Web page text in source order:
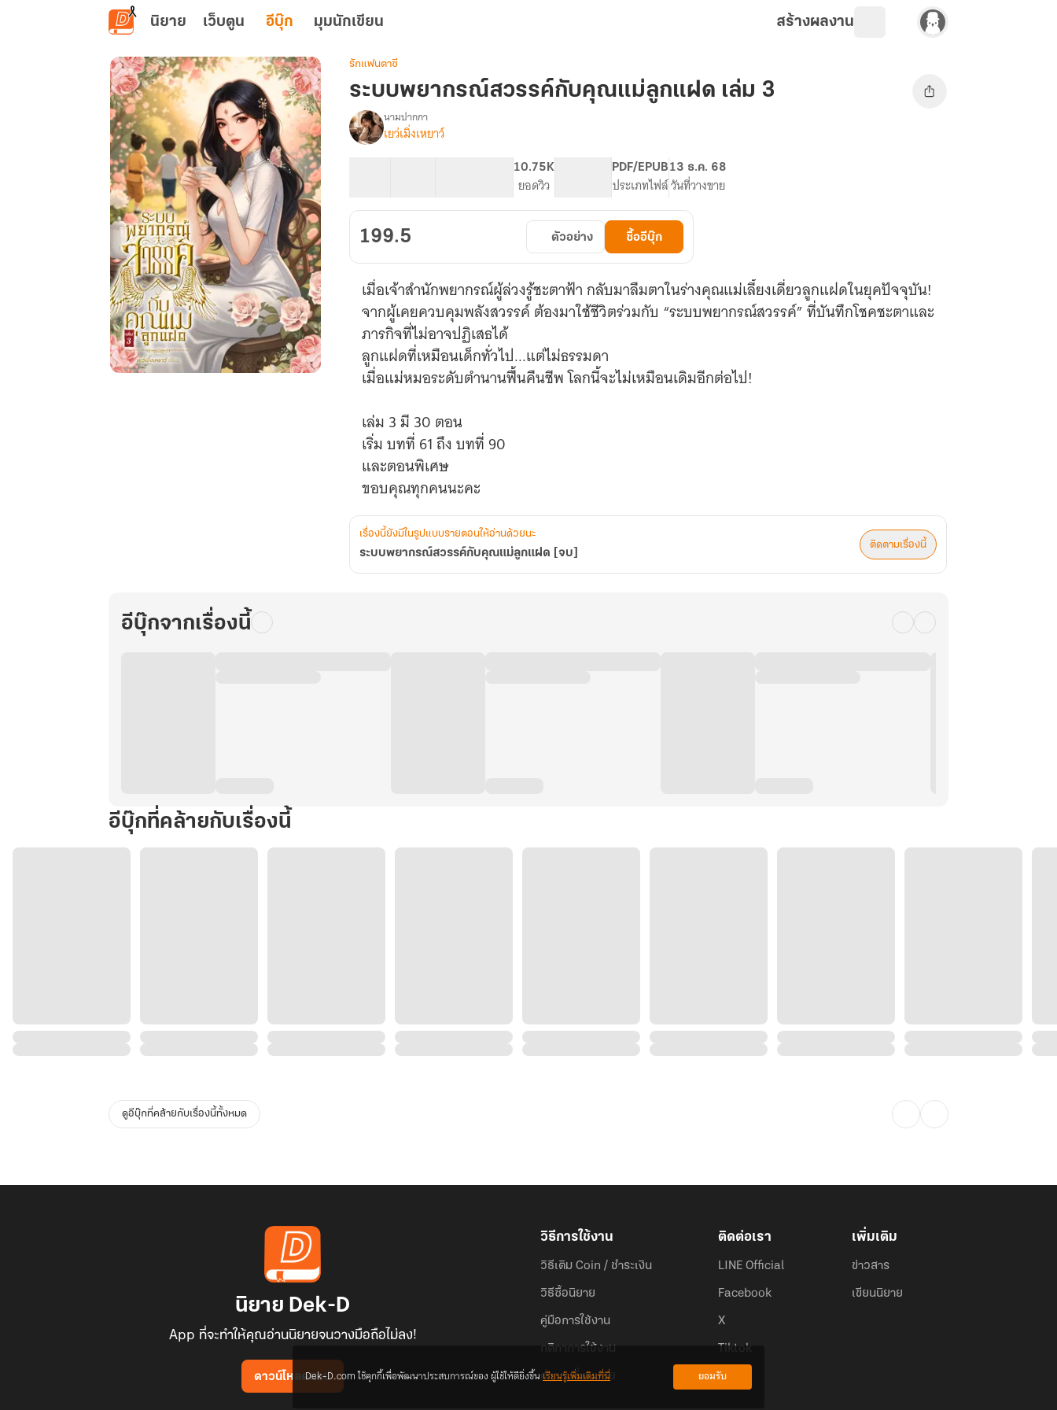
ข้ามไปยังเนื้อหาหลัก
นิยาย เว็บตูน อีบุ๊ก มุมนักเขียน สร้างผลงาน
รักแฟนตาซี
ระบบพยากรณ์สวรรค์กับคุณแม่ลูกแฝด เล่ม 3
เรื่อง
ระบบ
พยากรณ์
คุณ
แม่
ลูก
แฝด
นามปากกา
เยว่เมิ่งเหยาว์
10.75K
ยอดวิว
PDF/EPUB
ประเภทไฟล์
13 ธ.ค. 68
วันที่วางขาย
199.5 ตัวอย่าง ซื้ออีบุ๊ก
เมื่อเจ้าสำนักพยากรณ์ผู้ล่วงรู้ชะตาฟ้า กลับมาลืมตาในร่างคุณแม่เลี้ยงเดี่ยวลูกแฝดในยุคปัจจุบัน!
จากผู้เคยควบคุมพลังสวรรค์ ต้องมาใช้ชีวิตร่วมกับ “ระบบพยากรณ์สวรรค์” ที่บันทึกโชคชะตาและ
ภารกิจที่ไม่อาจปฏิเสธได้
ลูกแฝดที่เหมือนเด็กทั่วไป...แต่ไม่ธรรมดา
เมื่อแม่หมอระดับตำนานฟื้นคืนชีพ โลกนี้จะไม่เหมือนเดิมอีกต่อไป!
เล่ม 3 มี 30 ตอน
เริ่ม บทที่ 61 ถึง บทที่ 90
และตอนพิเศษ
ขอบคุณทุกคนนะคะ
เรื่องนี้ยังมีในรูปแบบรายตอนให้อ่านด้วยนะ
ระบบพยากรณ์สวรรค์กับคุณแม่ลูกแฝด [จบ]
ติดตามเรื่องนี้
อีบุ๊กจากเรื่องนี้
อีบุ๊กที่คล้ายกับเรื่องนี้
ดูอีบุ๊กที่คล้ายกับเรื่องนี้ทั้งหมด
นิยาย Dek-D
App ที่จะทำให้คุณอ่านนิยายจนวางมือถือไม่ลง!
ดาวน์โหลดแอป
วิธีการใช้งาน
วิธีเติม Coin / ชำระเงิน
วิธีซื้อนิยาย
คู่มือการใช้งาน
กติกาการใช้งาน
คำถามที่พบบ่อย
ติดต่อเรา
LINE Official
Facebook
X
Tiktok
เพิ่มเติม
ข่าวสาร
เขียนนิยาย
Dek-D.com ใช้คุกกี้เพื่อพัฒนาประสบการณ์ของ ผู้ใช้ให้ดียิ่งขึ้นเรียนรู้เพิ่มเติมที่นี่ ยอมรับ